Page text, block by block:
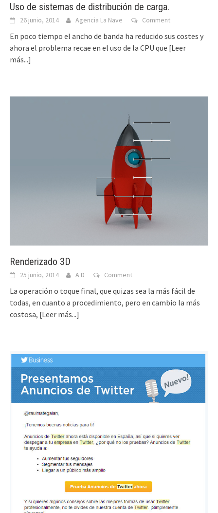
Uso de sistemas de distribución de carga.
26 junio, 2014 Agencia La Nave Comment
En poco tiempo el ancho de banda ha reducido sus costes y
ahora el problema recae en el uso de la CPU que [Leer
más...]
Renderizado 3D
25 junio, 2014 A D Comment
La operación o toque final, que quizas sea la más fácil de
todas, en cuanto a procedimiento, pero en cambio la más
costosa, [Leer más...]